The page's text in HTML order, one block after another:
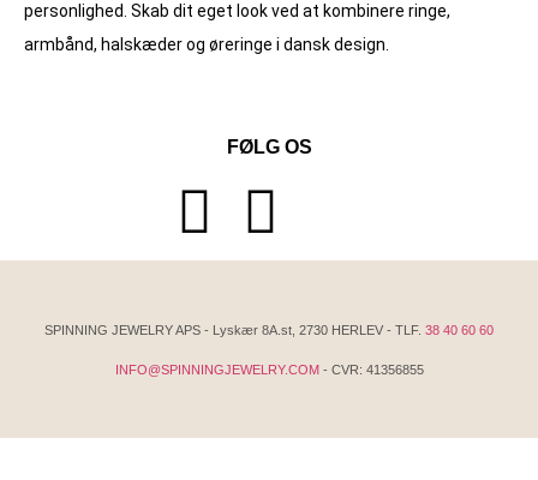
personlighed. Skab dit eget look ved at kombinere ringe,
armbånd, halskæder og øreringe i dansk design.
FØLG OS
SPINNING JEWELRY APS - Lyskær 8A.st, 2730 HERLEV - TLF. 38 40 60 60
INFO@SPINNINGJEWELRY.COM - CVR: 41356855